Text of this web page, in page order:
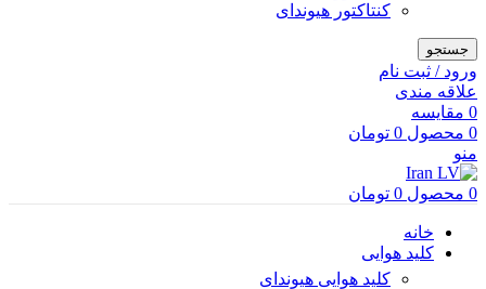
کنتاکتور هیوندای
جستجو
ورود / ثبت نام
علاقه مندی
0 مقایسه
0 محصول 0 تومان
منو
0 محصول 0 تومان
خانه
کلید هوایی
کلید هوایی هیوندای